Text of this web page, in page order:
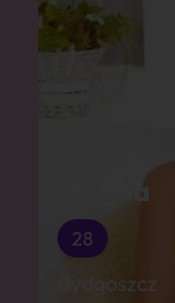
Magda
28
Bydgoszcz